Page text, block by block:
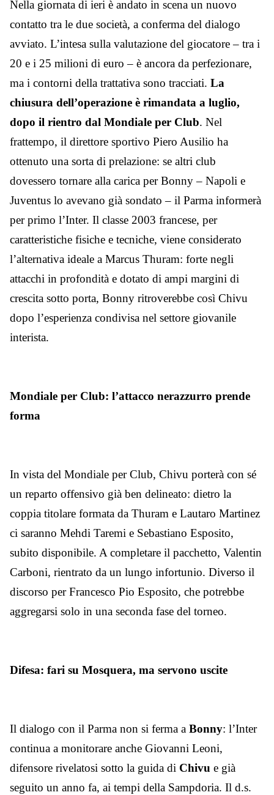
Nella giornata di ieri è andato in scena un nuovo
contatto tra le due società, a conferma del dialogo
avviato. L’intesa sulla valutazione del giocatore – tra i
20 e i 25 milioni di euro – è ancora da perfezionare,
ma i contorni della trattativa sono tracciati. La
chiusura dell’operazione è rimandata a luglio,
dopo il rientro dal Mondiale per Club. Nel
frattempo, il direttore sportivo Piero Ausilio ha
ottenuto una sorta di prelazione: se altri club
dovessero tornare alla carica per Bonny – Napoli e
Juventus lo avevano già sondato – il Parma informerà
per primo l’Inter. Il classe 2003 francese, per
caratteristiche fisiche e tecniche, viene considerato
l’alternativa ideale a Marcus Thuram: forte negli
attacchi in profondità e dotato di ampi margini di
crescita sotto porta, Bonny ritroverebbe così Chivu
dopo l’esperienza condivisa nel settore giovanile
interista.
Mondiale per Club: l’attacco nerazzurro prende
forma
In vista del Mondiale per Club, Chivu porterà con sé
un reparto offensivo già ben delineato: dietro la
coppia titolare formata da Thuram e Lautaro Martinez
ci saranno Mehdi Taremi e Sebastiano Esposito,
subito disponibile. A completare il pacchetto, Valentin
Carboni, rientrato da un lungo infortunio. Diverso il
discorso per Francesco Pio Esposito, che potrebbe
aggregarsi solo in una seconda fase del torneo.
Difesa: fari su Mosquera, ma servono uscite
Il dialogo con il Parma non si ferma a Bonny: l’Inter
continua a monitorare anche Giovanni Leoni,
difensore rivelatosi sotto la guida di Chivu e già
seguito un anno fa, ai tempi della Sampdoria. Il d.s.